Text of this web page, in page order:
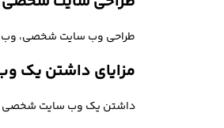
طراحی وب سایت شخصی، وب
مزایای داشتن
داشتن یک وب سایت شخصی به